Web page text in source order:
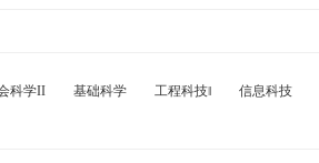
科学II 基础科学 工程科技‖ 信息科技